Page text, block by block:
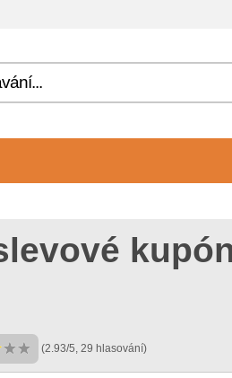
(2.93/5, 29 hlasování)